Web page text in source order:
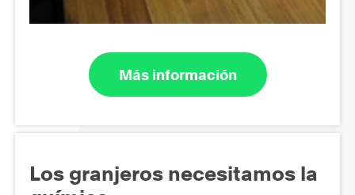
Más información
Los granjeros necesitamos la